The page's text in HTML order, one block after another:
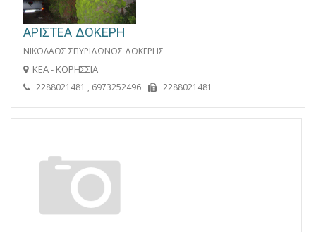
ΑΡΙΣΤΕΑ ΔΟΚΕΡΗ
ΝΙΚΟΛΑΟΣ ΣΠΥΡΙΔΩΝΟΣ ΔΟΚΕΡΗΣ
ΚΕΑ - ΚΟΡΗΣΣΙΑ
2288021481 , 6973252496 2288021481